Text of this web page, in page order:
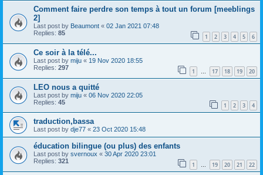
Comment faire perdre son temps à tout un forum [meeblings
2]
Last post by Beaumont « 02 Jan 2021 07:48
Replies: 85 1 2 3 4 5 6
Ce soir à la télé...
Last post by miju « 19 Nov 2020 18:55
Replies: 297 1 … 17 18 19 20
LEO nous a quitté
Last post by miju « 06 Nov 2020 22:05
Replies: 45 1 2 3 4
traduction,bassa
Last post by dje77 « 23 Oct 2020 15:48
éducation bilingue (ou plus) des enfants
Last post by svernoux « 30 Apr 2020 23:01
Replies: 321 1 … 19 20 21 22